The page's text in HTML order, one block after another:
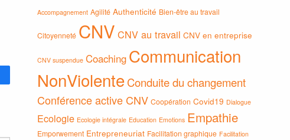
Accompagnement Agilité Authenticité Bien-être au travail
Citoyenneté CNV CNV au travail CNV en entreprise
CNV suspendue Coaching Communication
NonViolenteConduite du changement
Conférence active CNV Coopération Covid19 Dialogue
Ecologie Ecologie intégrale Education Emotions Empathie
Emporwement Entrepreneuriat Facilitation graphique Facilitation